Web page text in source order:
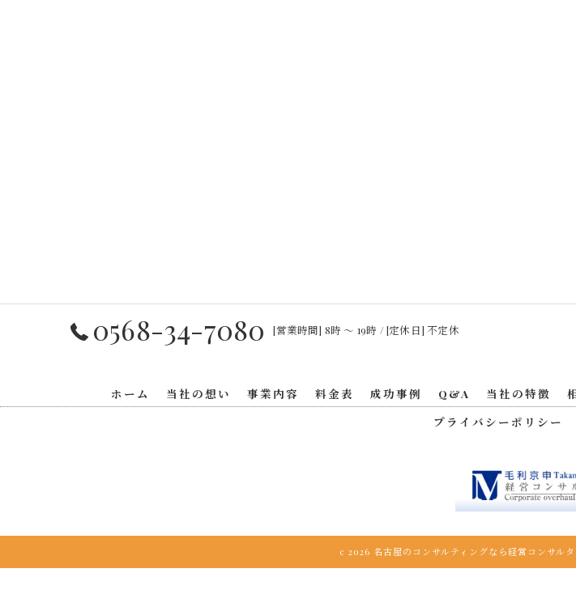
0568-34-7080 [営業時間] 8時 〜 19時 / [定休日] 不定休
ホーム 当社の想い 事業内容 料金表 成功事例 Q&A 当社の特徴
プライバシーポリシー
c 2026 名古屋のコンサルティングなら経営コンサル